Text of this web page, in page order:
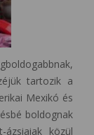
tartozik a
Mexikó és
boldognak
közül